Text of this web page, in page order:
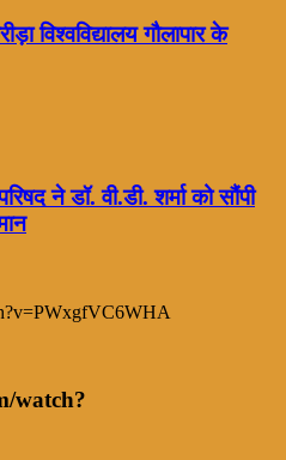
विश्वविद्यालय गौलापार के
ने डॉ. वी.डी. शर्मा को सौंपी
watch?